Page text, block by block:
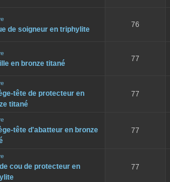
de soigneur en triphylite
76
en bronze titané
77
tête de protecteur en
titané
77
tête d'abatteur en bronze
77
cou de protecteur en
77